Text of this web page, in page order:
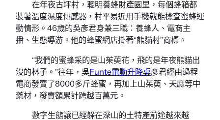
在年夜古坪村，聰明養蜂財產園里，每個蜂箱都
裝著溫度濕度傳感器，村平易近用手機就能檢查蜜蜂運
動情形。46歲的吳彥君身兼三職：養蜂人、電商主
播、生態導游。他的蜂蜜網店掛著“熊貓村”商標。
“我們的蜜蜂采的是山茱萸花，飛的是年夜熊貓出
沒的林子。”往年，吳Funte電動升降桌彥君經由過程
電商發賣了8000多斤蜂蜜，再加上山茱萸、天麻等中
藥材，發賣額累計跨越百萬元。
數字生態讓已經躲在深山的土特產前途越來越